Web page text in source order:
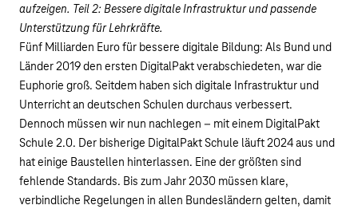
aufzeigen. Teil 2: Bessere digitale Infrastruktur und passende
Unterstützung für Lehrkräfte.
Fünf Milliarden Euro für bessere digitale Bildung: Als Bund und
Länder 2019 den ersten DigitalPakt verabschiedeten, war die
Euphorie groß. Seitdem haben sich digitale Infrastruktur und
Unterricht an deutschen Schulen durchaus verbessert.
Dennoch müssen wir nun nachlegen – mit einem DigitalPakt
Schule 2.0. Der bisherige DigitalPakt Schule läuft 2024 aus und
hat einige Baustellen hinterlassen. Eine der größten sind
fehlende Standards. Bis zum Jahr 2030 müssen klare,
verbindliche Regelungen in allen Bundesländern gelten, damit